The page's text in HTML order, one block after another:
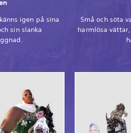
igen på sina
sin slanka
Små och söta
harmlösa